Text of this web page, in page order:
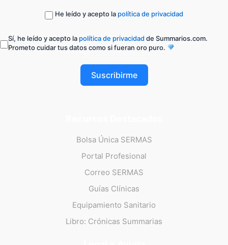
He leído y acepto la política de privacidad
Sí, he leído y acepto la política de privacidad de Summarios.com.
Prometo cuidar tus datos como si fueran oro puro.
Suscribirme
Bolsa Única SERMAS
Portal Profesional
Correo SERMAS
Guías Clínicas
Equipamiento Sanitario
Libro: Crónicas Summarias